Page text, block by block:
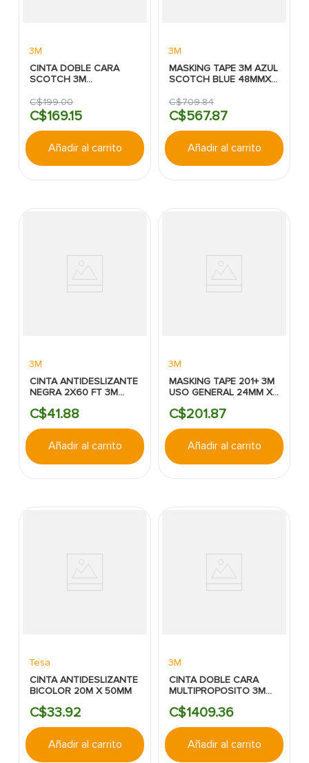
3M
CINTA DOBLE CARA
SCOTCH 3M
X1.52M
C$199.00
C$169.15
Añadir al carrito
3M
MASKING TAPE 3M AZUL
SCOTCH BLUE 48MMX
C$709.84
C$567.87
Añadir al carrito
3M
CINTA ANTIDESLIZANTE
NEGRA 2X60 FT 3M
C$41.88
Añadir al carrito
3M
MASKING TAPE 201+ 3M
USO GENERAL 24MM X
C$201.87
Añadir al carrito
Tesa
CINTA ANTIDESLIZANTE
BICOLOR 20M X 50MM
C$33.92
Añadir al carrito
3M
CINTA DOBLE CARA
MULTIPROPOSITO 3M
BLISTER
C$1409.36
Añadir al carrito